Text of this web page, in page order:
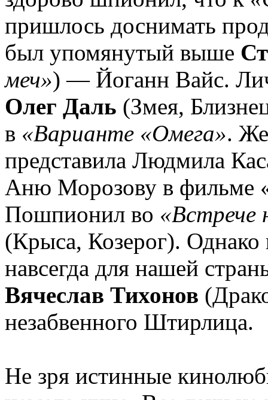
пришлось доснимать
был упомянутый выше
меч») — Йоганн Вайс.
Олег Даль (Змея,
в «Варианте «Омега».
представила Людмила
Аню Морозову в фильме
Пошпионил во «Встрече
(Крыса, Козерог).
навсегда для нашей
Вячеслав Тихонов
незабвенного Штирлица.
Не зря истинные